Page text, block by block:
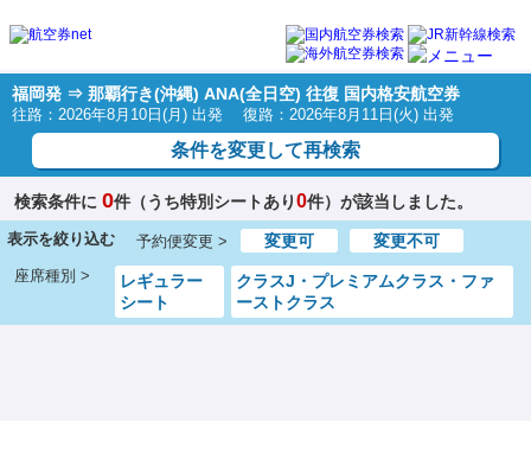
福岡発 ⇒ 那覇行き(沖縄) ANA(全日空) 往復 国内格安航空券
往路：2026年8月10日(月) 出発 復路：2026年8月11日(火) 出発
条件を変更して再検索
検索条件に 0件（うち特別シートあり0件）が該当しました。
表示を絞り込む 予約便変更 > 変更可 変更不可
座席種別 >
レギュラー
シート
クラスJ・プレミアムクラス・ファ
ーストクラス